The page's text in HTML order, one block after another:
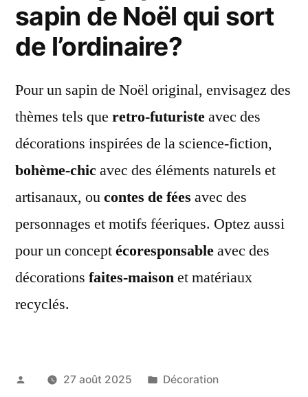
sapin de Noël qui sort
de l’ordinaire?
Pour un sapin de Noël original, envisagez des
thèmes tels que retro-futuristeavec des
décorations inspirées de la science-fiction,
bohème-chicavec des éléments naturels et
artisanaux, oucontes de fées avec des
personnages et motifs féeriques. Optez aussi
pour un conceptécoresponsableavec des
décorations faites-maisonet matériaux
recyclés.
Publié 27 août 2025
Publié
Décoration